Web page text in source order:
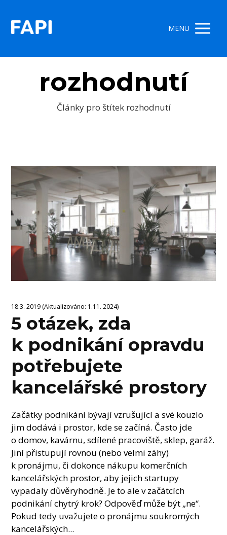
MENU
rozhodnutí
Články pro štítek rozhodnutí
18.3. 2019 (Aktualizováno: 1.11. 2024)
5 otázek, zda
k podnikání opravdu
potřebujete
kancelářské prostory
Začátky podnikání bývají vzrušující a své kouzlo
jim dodává i prostor, kde se začíná. Často jde
o domov, kavárnu, sdílené pracoviště, sklep, garáž.
Jiní přistupují rovnou (nebo velmi záhy)
k pronájmu, či dokonce nákupu komerčních
kancelářských prostor, aby jejich startupy
vypadaly důvěryhodně. Je to ale v začátcích
podnikání chytrý krok? Odpověď může být „ne“.
Pokud tedy uvažujete o pronájmu soukromých
kancelářských...